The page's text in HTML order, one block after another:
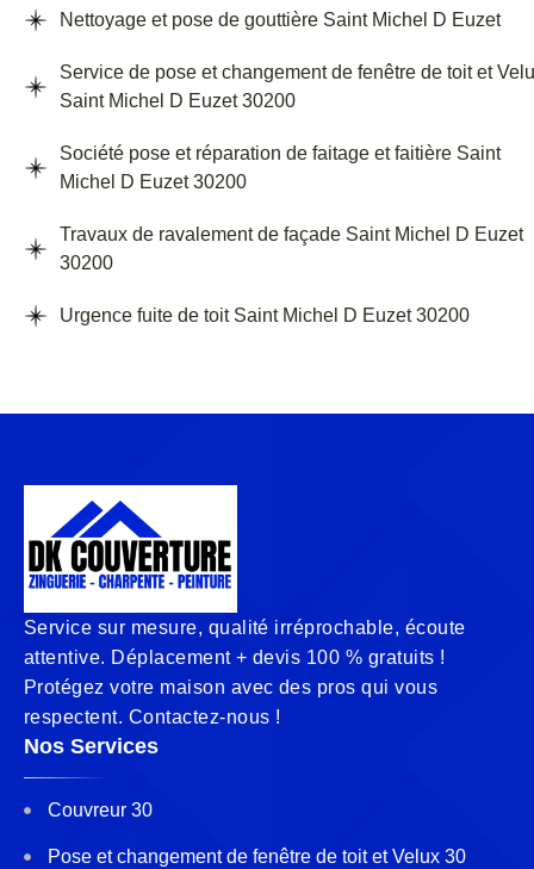
Nettoyage et pose de gouttière Saint Michel D Euzet
Service de pose et changement de fenêtre de toit et
Saint Michel D Euzet 30200
Société pose et réparation de faitage et faitière Saint
Michel D Euzet 30200
Travaux de ravalement de façade Saint Michel D Euzet
30200
Urgence fuite de toit Saint Michel D Euzet 30200
Service sur mesure, qualité irréprochable, écoute
attentive. Déplacement + devis 100 % gratuits !
Protégez votre maison avec des pros qui vous
respectent. Contactez-nous !
Nos Services
Couvreur 30
Pose et changement de fenêtre de toit et Velux 30